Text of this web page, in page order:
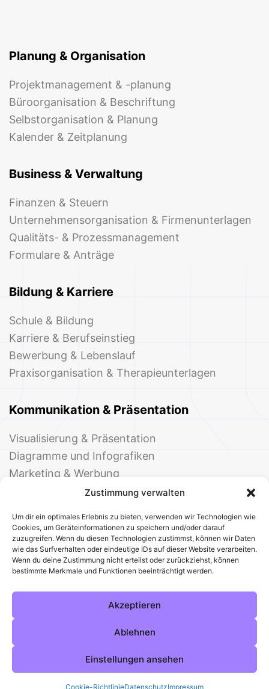
Zustimmung verwalten
Um dir ein optimales Erlebnis zu bieten, verwenden wir Technologien wie
Cookies, um Geräteinformationen zu speichern und/oder darauf
zuzugreifen. Wenn du diesen Technologien zustimmst, können wir Daten
wie das Surfverhalten oder eindeutige IDs auf dieser Website verarbeiten.
Wenn du deine Zustimmung nicht erteilst oder zurückziehst, können
bestimmte Merkmale und Funktionen beeinträchtigt werden.
Akzeptieren
Ablehnen
Einstellungen ansehen
Cookie-RichtlinieDatenschutzImpressum
Planung & Organisation
Projektmanagement & -planung
Büroorganisation & Beschriftung
Selbstorganisation & Planung
Kalender & Zeitplanung
Business & Verwaltung
Finanzen & Steuern
Unternehmensorganisation & Firmenunterlagen
Qualitäts- & Prozessmanagement
Formulare & Anträge
Bildung & Karriere
Schule & Bildung
Karriere & Berufseinstieg
Bewerbung & Lebenslauf
Praxisorganisation & Therapieunterlagen
Kommunikation & Präsentation
Visualisierung & Präsentation
Diagramme und Infografiken
Marketing & Werbung
Events & Einladungen
© 2025 Deine Welt der Office-Vorlagen
Alle VorlagenÜber unsKontakt
DatenschutzCookies